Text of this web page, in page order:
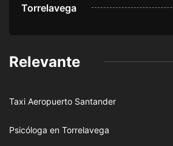
Torrelavega
Relevante
Taxi Aeropuerto Santander
Psicóloga en Torrelavega